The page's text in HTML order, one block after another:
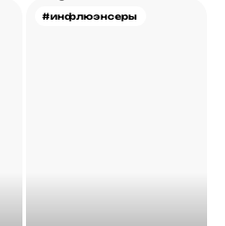
#инфлюэнсеры